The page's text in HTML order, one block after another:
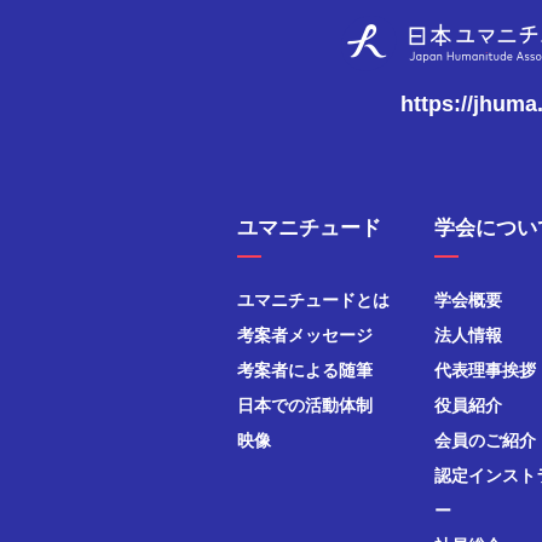
https://
ユマニチュード
ユマニチュードとは
考案者メッセージ
考案者による随筆
日本での活動体制
映像
学会につい
学会概要
法人情報
代表理事挨拶
役員紹介
会員のご紹介
認定インスト
ー